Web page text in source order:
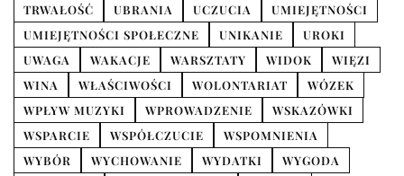
TRWAŁOŚĆ
UBRANIA UCZUCIA
UMIEJĘTNOŚCI
UMIEJĘTNOŚCI SPOŁECZNE
UNIKANIE
UROKI
UWAGA
WAKACJE WARSZTATY WIDOK
WIĘZI
WINA
WŁAŚCIWOŚCI WOLONTARIAT
WÓZEK
WPŁYW MUZYKI
WPROWADZENIE
WSKAZÓWKI
WSPARCIE
WSPÓŁCZUCIE
WSPOMNIENIA
WYBÓR
WYCHOWANIE WYDATKI
WYGODA